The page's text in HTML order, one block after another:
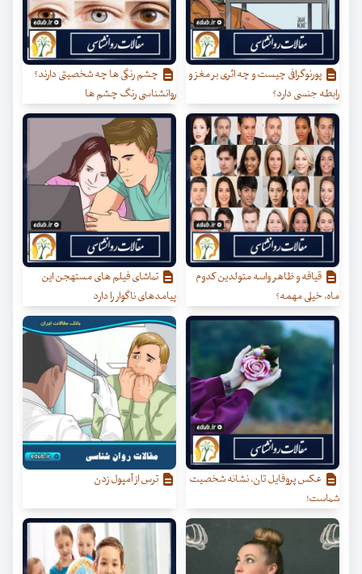
پورنوگرافی چیست و چه اثری بر مغز و
رابطه جنسی دارد؟
چشم رنگی ها چه شخصیتی دارند؟
روانشناسی رنگ چشم ها
قیافه و ظاهر واسه متولدین کدوم
ماه، خیلی مهمه؟
تماشای فیلم های مستهجن این
پیامدهای ناگوار را دارد
عکس پروفایل تان، نشانه شخصیت
شماست!
ترس از آمپول زدن